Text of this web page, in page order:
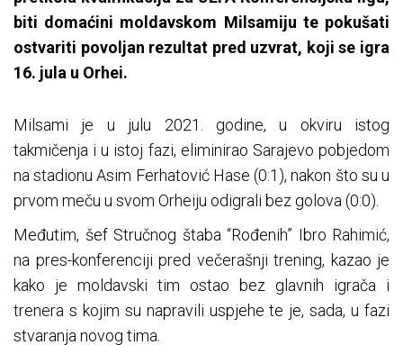
biti domaćini moldavskom Milsamiju te pokušati
ostvariti povoljan rezultat pred uzvrat, koji se igra
16. jula u Orhei.
Milsami je u julu 2021. godine, u okviru istog
takmičenja i u istoj fazi, eliminirao Sarajevo pobjedom
na stadionu Asim Ferhatović Hase (0:1), nakon što su u
prvom meču u svom Orheiju odigrali bez golova (0:0).
Međutim, šef Stručnog štaba “Rođenih” Ibro Rahimić,
na pres-konferenciji pred večerašnji trening, kazao je
kako je moldavski tim ostao bez glavnih igrača i
trenera s kojim su napravili uspjehe te je, sada, u fazi
stvaranja novog tima.